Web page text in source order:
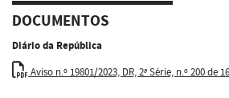
DOCUMENTOS
Diário da República
Aviso n.º 19801/2023, DR, 2ª Série, n.º 200 de